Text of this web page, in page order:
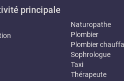
principale
Naturopathe
Plombier
Plombier
Sophrologue
Taxi
Thérapeute